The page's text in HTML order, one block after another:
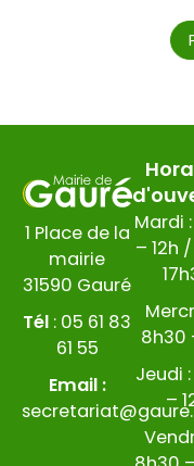
1 Place de la
mairie
31590 Gauré
Tél : 05 61 83
61 55
Email :
Mardi
– 12h
8h30
Jeudi
–